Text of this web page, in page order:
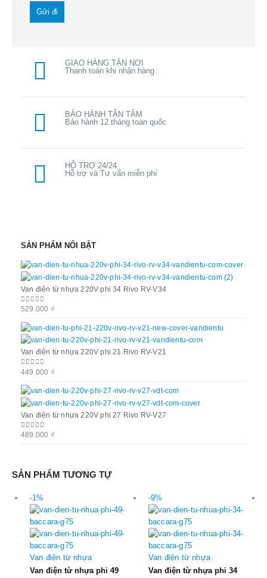
GIAO HÀNG TẬN NƠI
Thanh toán khi nhận hàng
BẢO HÀNH TẬN TÂM
Bảo hành 12 tháng toàn quốc
HỖ TRỢ 24/24
Hỗ trợ và Tư vấn miễn phí
SẢN PHẨM NỔI BẬT
Van điện từ nhựa 220V phi 34 Rivo RV-V34
0out of 5
529.000 ₫
Van điện từ nhựa 220V phi 21 Rivo RV-V21
0out of 5
449.000 ₫
Van điện từ nhựa 220V phi 27 Rivo RV-V27
0out of 5
489.000 ₫
SẢN PHẨM TƯƠNG TỰ
-1%
Van điện từ nhựa
Van điện từ nhựa phi 49
-9%
Van điện từ nhựa
Van điện từ nhựa phi 34